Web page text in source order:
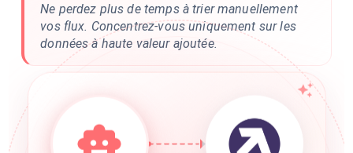
Ne perdez plus de temps à trier manuellement
vos flux. Concentrez-vous uniquement sur les
données à haute valeur ajoutée.